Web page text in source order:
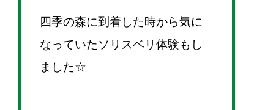
四季の森に到着した時から気に
なっていたソリスベリ体験もし
ました☆